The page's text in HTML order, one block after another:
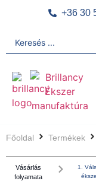
+36 30
Főoldal Termékek
Vásárlás
folyamata
1.